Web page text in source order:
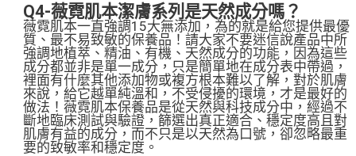
Q4-薇霓肌本潔膚系列是天然成分嗎？
薇霓肌本一直強調15大無添加，為的就是給您提供最優
質、最不易致敏的保養品！請大家不要迷信說產品中所
強調地植萃、精油、有機、天然成分的功能，因為這些
成分都並非是單一成分，只是簡單地在成分表中帶過，
裡面有什麼其他添加物或複方根本難以了解，對於肌膚
來說，給它越單純溫和，不受侵擾的環境，才是最好的
做法！薇霓肌本保養品是從天然與科技成分中，經過不
斷地臨床測試與驗證，篩選出真正適合、穩定度高且對
肌膚有益的成分，而不只是以天然為口號，卻忽略最重
要的致敏率和穩定度。